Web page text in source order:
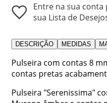
Entre na sua
sua Lista de
DESCRIÇÃO MEDIDAS
Pulseira com contas 8
contas pretas
Pulseira "Serenissima"